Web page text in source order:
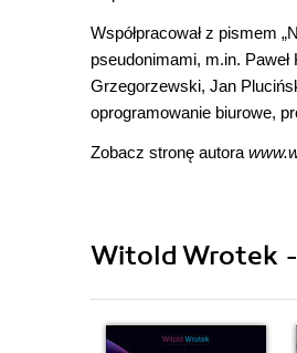
Współpracował z pismem
pseudonimami, m.in.
Grzegorzewski, Jan
oprogramowanie biurowe,
Zobacz stronę autora
Witold Wrotek